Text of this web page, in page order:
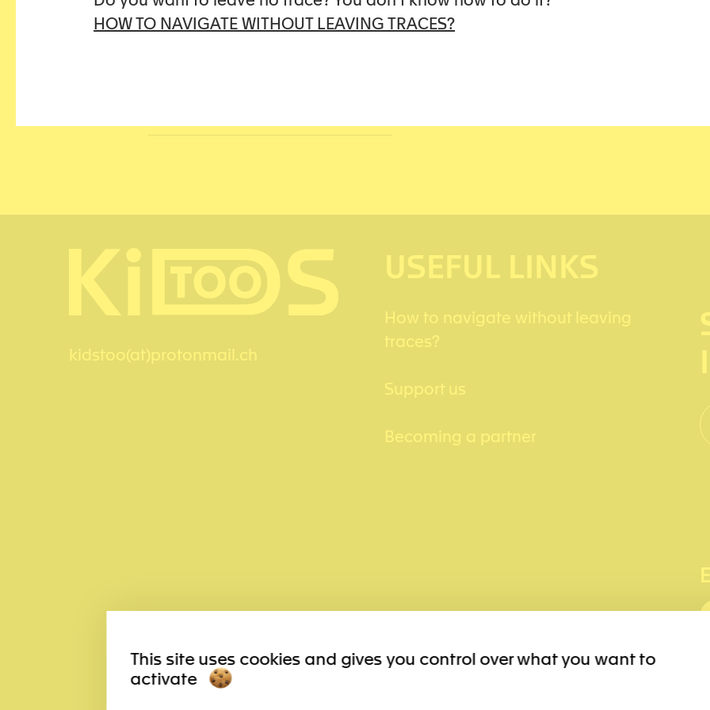
HOW TO NAVIGATE WITHOUT LEAVING TRACES?
kidstoo(at)protonmail.ch
USEFUL LINKS
How to navigate without leaving
traces?
Support us
Becoming a partner
This site uses cookies and gives you control over what you want to
activate